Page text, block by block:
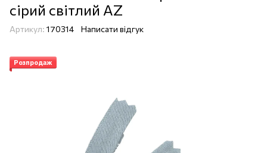
сірий світлий AZ
Артикул: 170314 Написати відгук
Розпродаж